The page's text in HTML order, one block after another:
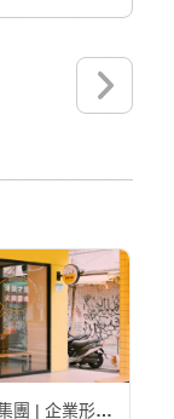
阿爾法餐飲集團 | 企業形象宣傳片